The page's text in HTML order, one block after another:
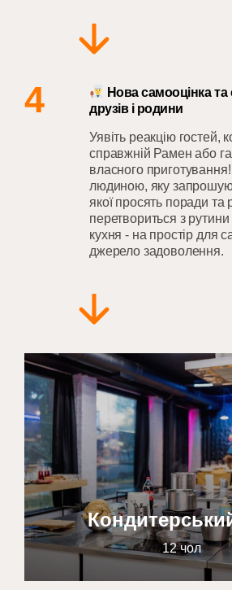
4
Нова самооцінка та
друзів і родини
Уявіть реакцію гостей,
справжній Рамен або
власного
людиною, яку
якої просять поради та
перетвориться з
кухня - на простір для
джерело задоволення.
12 чол